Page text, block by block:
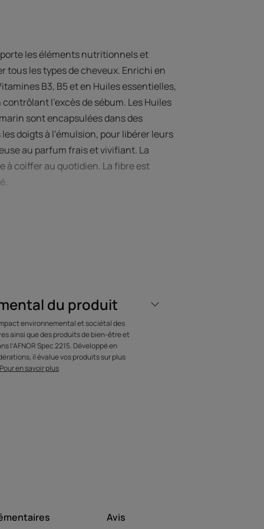
les éléments nutritionnels et
les types de cheveux. Enrichi en
B3, B5 et en Huiles essentielles,
l’excès de sébum. Les Huiles
sont encapsulées dans des
doigts à l'émulsion, pour libérer leurs
au parfum frais et vivifiant. La
à coiffer au quotidien. La fibre est
René
en
en un
technicité,
faire et la
du produit
environnemental et sociétal des
ainsi que des produits de bien-être et
l’AFNOR Spec 2215. Développé en
il évalue vos produits sur plus
Pour en savoir plus
Avis